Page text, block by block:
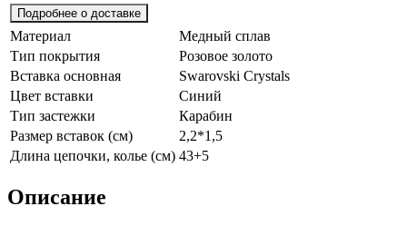
Подробнее о доставке
Материал
Медный сплав
Тип покрытия
Розовое золото
Вставка основная
Swarovski Crystals
Цвет вставки
Синий
Тип застежки
Карабин
Размер вставок (см)
2,2*1,5
Длина цепочки, колье (см) 43+5
Описание